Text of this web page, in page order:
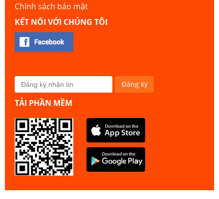
Chính sách bảo mật
KẾT NỐI VỚI CHÚNG TÔI
TẢI PHẦN MỀM